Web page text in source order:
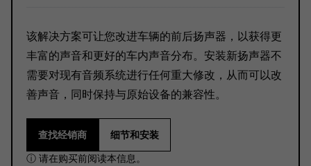
该解决方案可让您改进车辆的前后扬声器，以获得更
丰富的声音和更好的车内声音分布。安装新扬声器不
需要对现有音频系统进行任何重大修改，从而可以改
善声音，同时保持与原始设备的兼容性。
查找经销商 细节和安装
ⓘ 请在购买前阅读本信息。